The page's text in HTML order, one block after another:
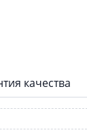
качества